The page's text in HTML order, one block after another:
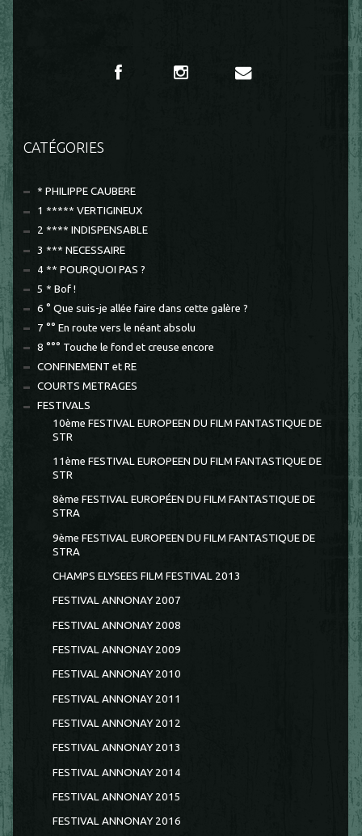
CATÉGORIES
* PHILIPPE CAUBERE
1 ***** VERTIGINEUX
2 **** INDISPENSABLE
3 *** NECESSAIRE
4 ** POURQUOI PAS ?
5 * Bof !
6 ° Que suis-je allée faire dans cette galère ?
7 °° En route vers le néant absolu
8 °°° Touche le fond et creuse encore
CONFINEMENT et RE
COURTS METRAGES
FESTIVALS
10ème FESTIVAL EUROPEEN DU FILM FANTASTIQUE DE
STR
11ème FESTIVAL EUROPEEN DU FILM FANTASTIQUE DE
STR
8ème FESTIVAL EUROPÉEN DU FILM FANTASTIQUE DE
STRA
9ème FESTIVAL EUROPEEN DU FILM FANTASTIQUE DE
STRA
CHAMPS ELYSEES FILM FESTIVAL 2013
FESTIVAL ANNONAY 2007
FESTIVAL ANNONAY 2008
FESTIVAL ANNONAY 2009
FESTIVAL ANNONAY 2010
FESTIVAL ANNONAY 2011
FESTIVAL ANNONAY 2012
FESTIVAL ANNONAY 2013
FESTIVAL ANNONAY 2014
FESTIVAL ANNONAY 2015
FESTIVAL ANNONAY 2016